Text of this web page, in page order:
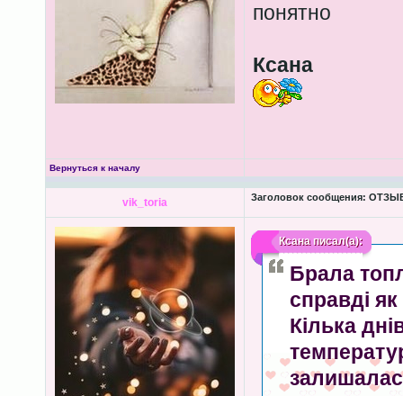
понятно
Ксана
Вернуться к началу
vik_toria Заголовок сообщения:
Ксанаписал(а):
Брала
справді
Кілька